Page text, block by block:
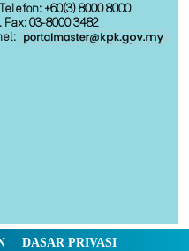
+60(3) 8000 8000
Fax: 03-8000 3482
DASAR PRIVASI